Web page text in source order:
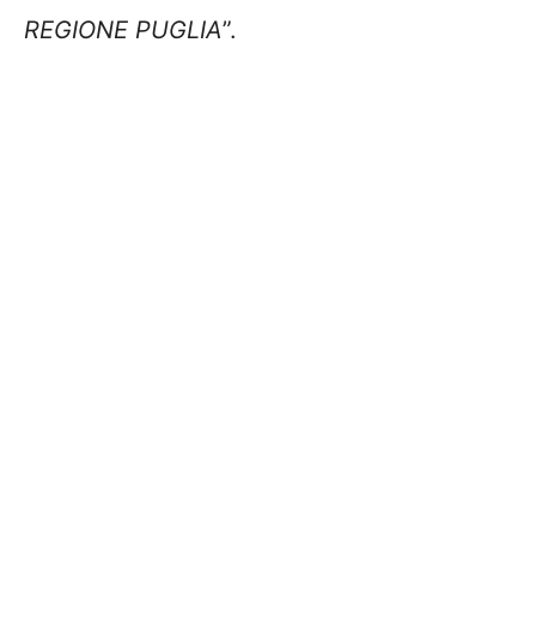
REGIONE PUGLIA”.